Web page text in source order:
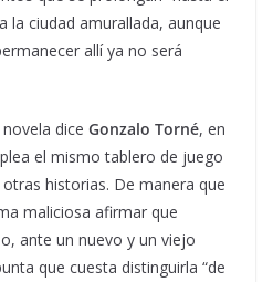
la ciudad amurallada, aunque
allí ya no será
dice Gonzalo Torné, en
el mismo tablero de juego
historias. De manera que
maliciosa afirmar que
ante un nuevo y un viejo
que cuesta distinguirla “de